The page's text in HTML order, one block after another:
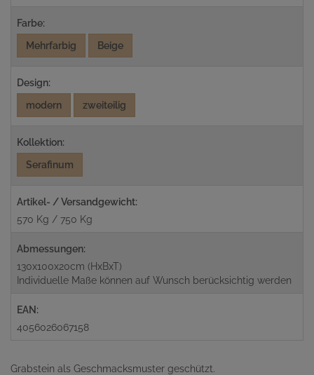
Farbe:
Mehrfarbig
Beige
Design:
modern
zweiteilig
Kollektion:
Serafinum
Artikel- / Versandgewicht:
570 Kg / 750 Kg
Abmessungen:
130x100x20cm (HxBxT)
Individuelle Maße können auf Wunsch berücksichtig werden
EAN:
4056026067158
Grabstein als Geschmacksmuster geschützt.